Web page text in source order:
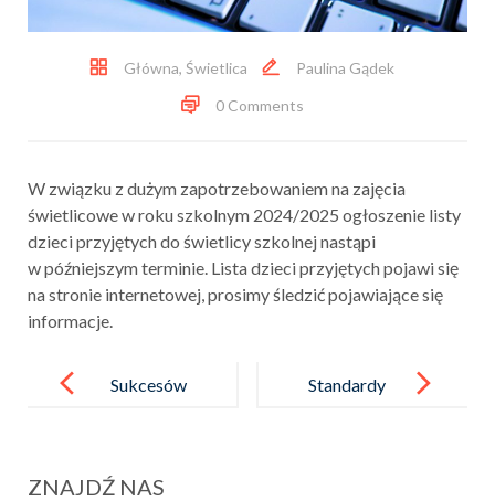
Główna, Świetlica
Paulina Gądek
0 Comments
W związku z dużym zapotrzebowaniem na zajęcia
świetlicowe w roku szkolnym 2024/2025 ogłoszenie listy
dzieci przyjętych do świetlicy szkolnej nastąpi
w późniejszym terminie. Lista dzieci przyjętych pojawi się
na stronie internetowej, prosimy śledzić pojawiające się
informacje.
navigation
Sukcesów
Standardy
ZNAJDŹ NAS